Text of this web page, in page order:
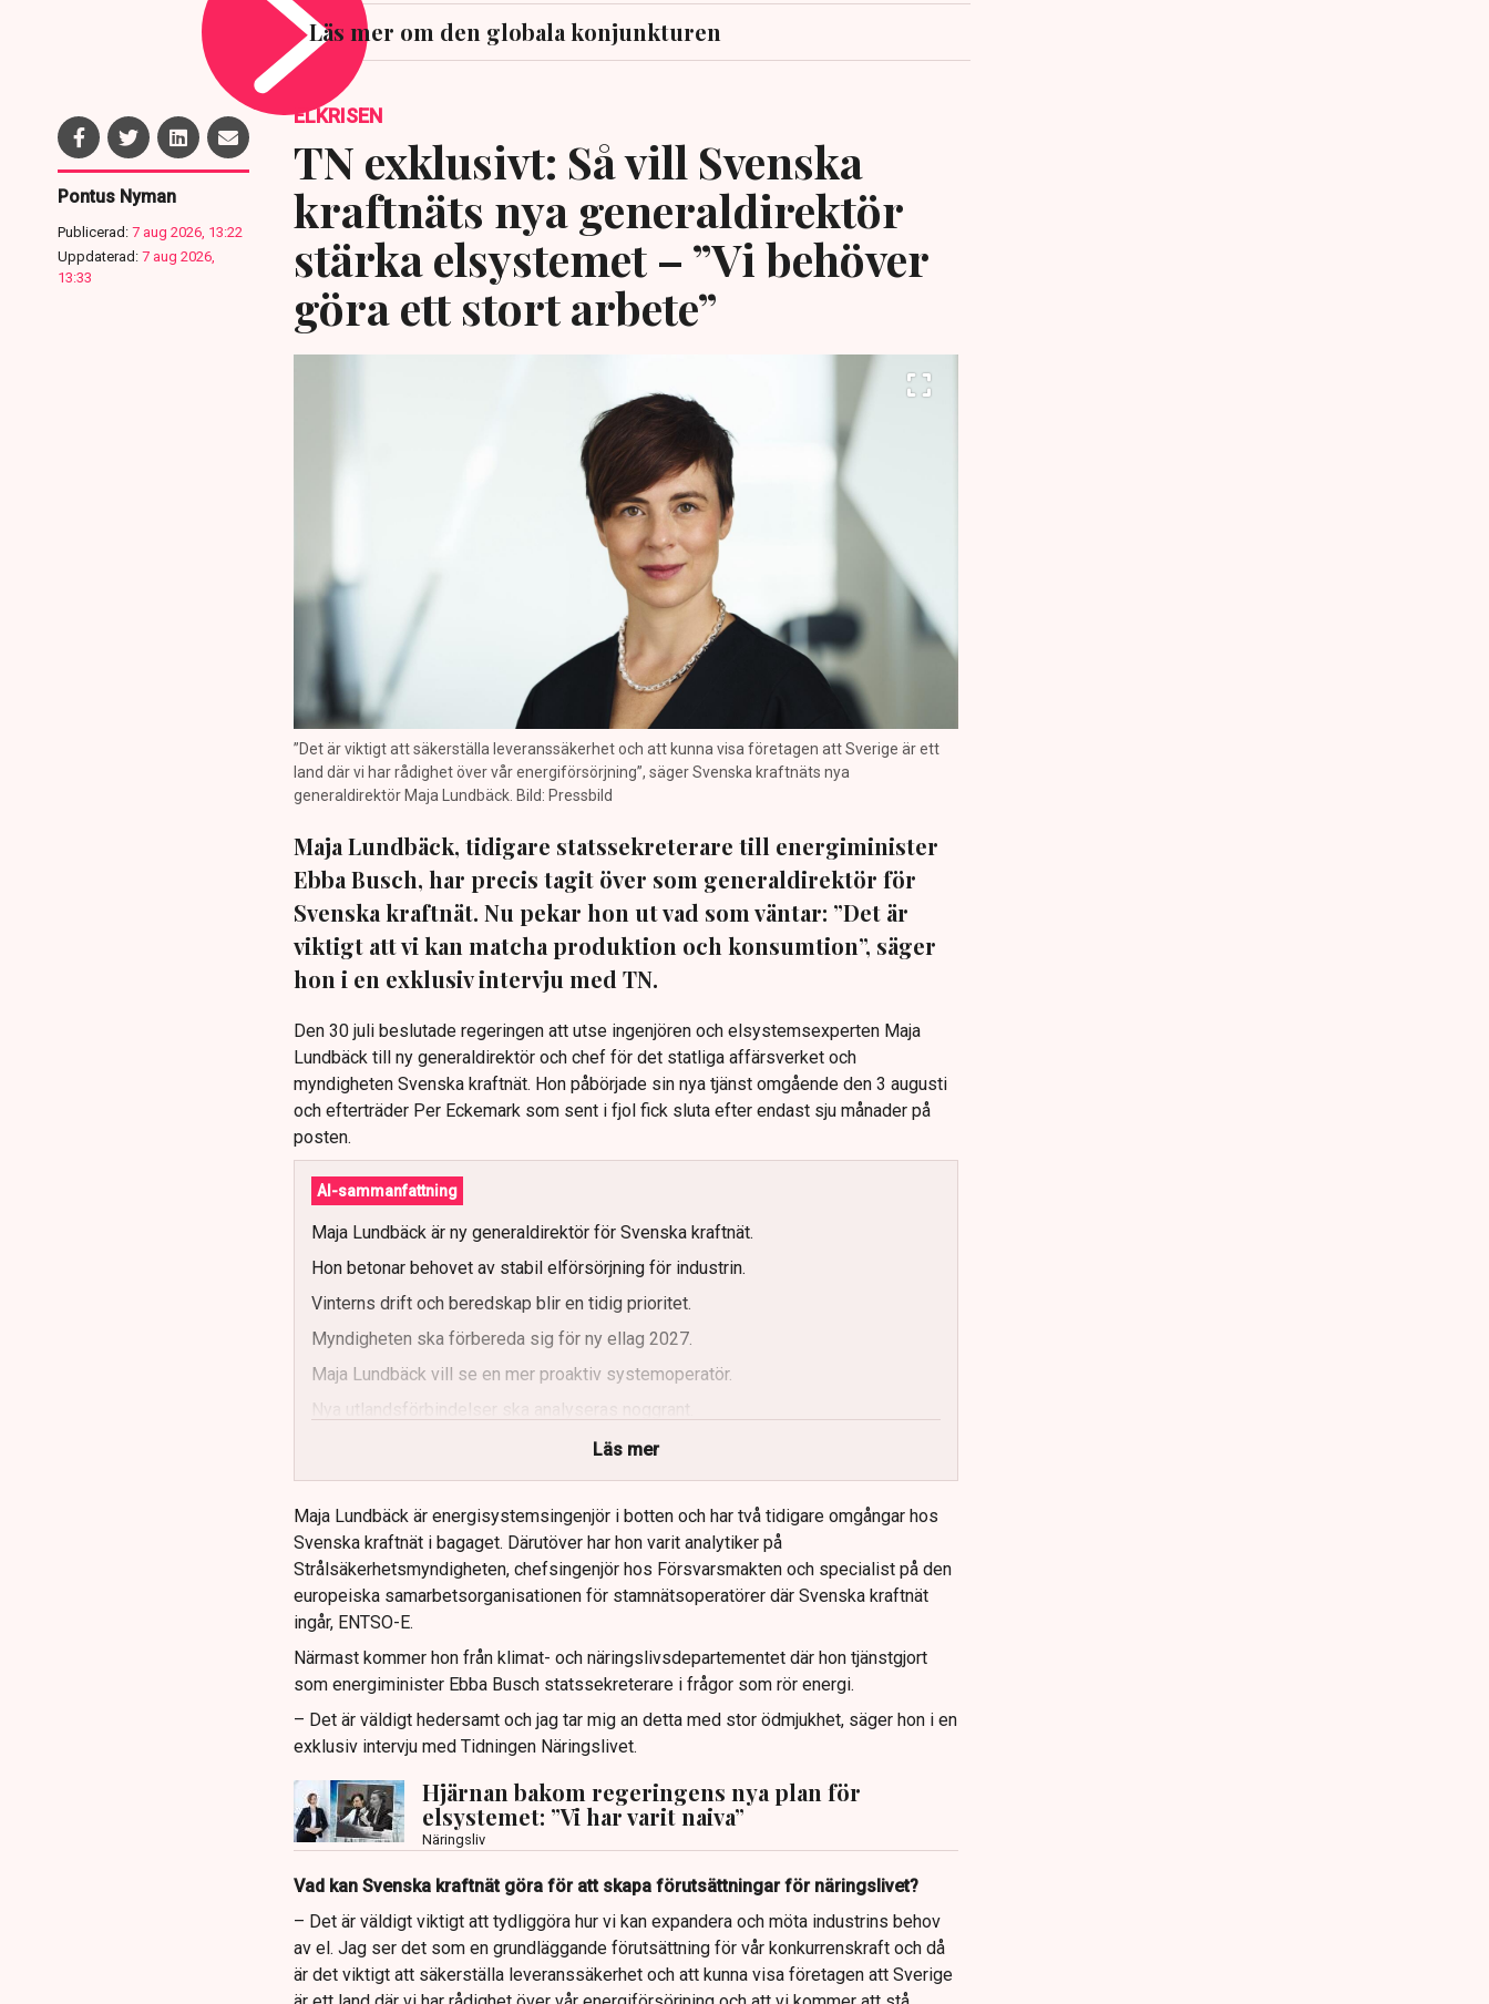
Läs mer om den globala konjunkturen
Pontus Nyman
Publicerad: 7 aug 2026, 13:22
Uppdaterad: 7 aug 2026,
13:33
ELKRISEN
TN exklusivt: Så vill Svenska
kraftnäts nya generaldirektör
stärka elsystemet – ”Vi behöver
göra ett stort arbete”
”Det är viktigt att säkerställa leveranssäkerhet och att kunna visa företagen att Sverige är ett
land där vi har rådighet över vår energiförsörjning”, säger Svenska kraftnäts nya
generaldirektör Maja Lundbäck. Bild: Pressbild
Maja Lundbäck, tidigare statssekreterare till energiminister
Ebba Busch, har precis tagit över som generaldirektör för
Svenska kraftnät. Nu pekar hon ut vad som väntar: ”Det är
viktigt att vi kan matcha produktion och konsumtion”, säger
hon i en exklusiv intervju med TN.
Den 30 juli beslutade regeringen att utse ingenjören och elsystemsexperten Maja
Lundbäck till ny generaldirektör och chef för det statliga affärsverket och
myndigheten Svenska kraftnät. Hon påbörjade sin nya tjänst omgående den 3 augusti
och efterträder Per Eckemark som sent i fjol fick sluta efter endast sju månader på
posten.
AI-sammanfattning
Maja Lundbäck är ny generaldirektör för Svenska kraftnät.
Hon betonar behovet av stabil elförsörjning för industrin.
Vinterns drift och beredskap blir en tidig prioritet.
Myndigheten ska förbereda sig för ny ellag 2027.
Maja Lundbäck vill se en mer proaktiv systemoperatör.
Nya utlandsförbindelser ska analyseras noggrant.
Läs mer
Maja Lundbäck är energisystemsingenjör i botten och har två tidigare omgångar hos
Svenska kraftnät i bagaget. Därutöver har hon varit analytiker på
Strålsäkerhetsmyndigheten, chefsingenjör hos Försvarsmakten och specialist på den
europeiska samarbetsorganisationen för stamnätsoperatörer där Svenska kraftnät
ingår, ENTSO-E.
Närmast kommer hon från klimat- och näringslivsdepartementet där hon tjänstgjort
som energiminister Ebba Busch statssekreterare i frågor som rör energi.
– Det är väldigt hedersamt och jag tar mig an detta med stor ödmjukhet, säger hon i en
exklusiv intervju med Tidningen Näringslivet.
Hjärnan bakom regeringens nya plan för
elsystemet: ”Vi har varit naiva”
Näringsliv
Vad kan Svenska kraftnät göra för att skapa förutsättningar för näringslivet?
– Det är väldigt viktigt att tydliggöra hur vi kan expandera och möta industrins behov
av el. Jag ser det som en grundläggande förutsättning för vår konkurrenskraft och då
är det viktigt att säkerställa leveranssäkerhet och att kunna visa företagen att Sverige